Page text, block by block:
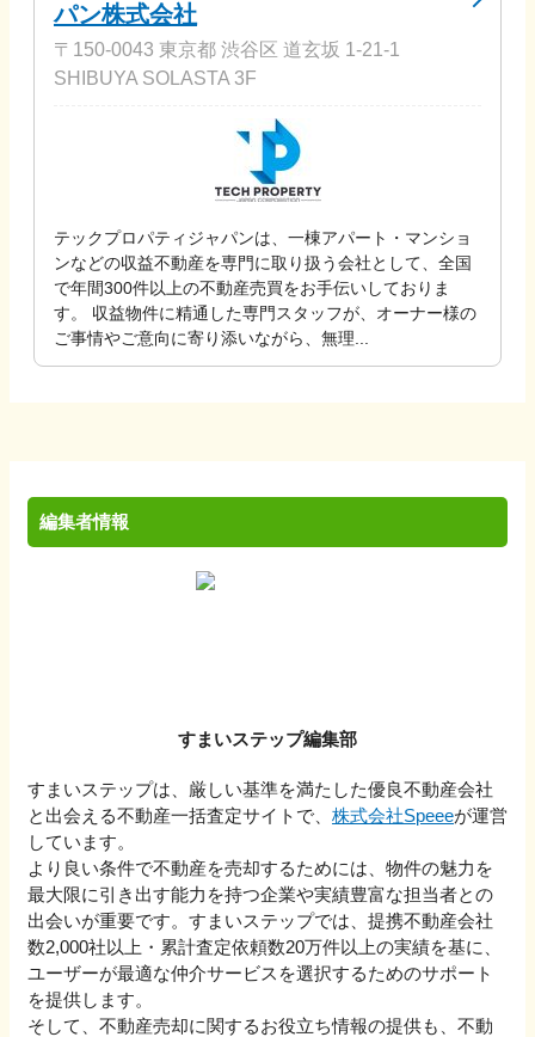
パン株式会社
〒150-0043 東京都 渋谷区 道玄坂 1-21-1
SHIBUYA SOLASTA 3F
テックプロパティジャパンは、一棟アパート・マンショ
ンなどの収益不動産を専門に取り扱う会社として、全国
で年間300件以上の不動産売買をお手伝いしておりま
す。 収益物件に精通した専門スタッフが、オーナー様の
ご事情やご意向に寄り添いながら、無理...
編集者情報
すまいステップ編集部
すまいステップは、厳しい基準を満たした優良不動産会社
と出会える不動産一括査定サイトで、 株式会社Speeeが運営
しています。
より良い条件で不動産を売却するためには、物件の魅力を
最大限に引き出す能力を持つ企業や実績豊富な担当者との
出会いが重要です。すまいステップでは、提携不動産会社
数2,000社以上・累計査定依頼数20万件以上の実績を基に、
ユーザーが最適な仲介サービスを選択するためのサポート
を提供します。
そして、不動産売却に関するお役立ち情報の提供も、不動